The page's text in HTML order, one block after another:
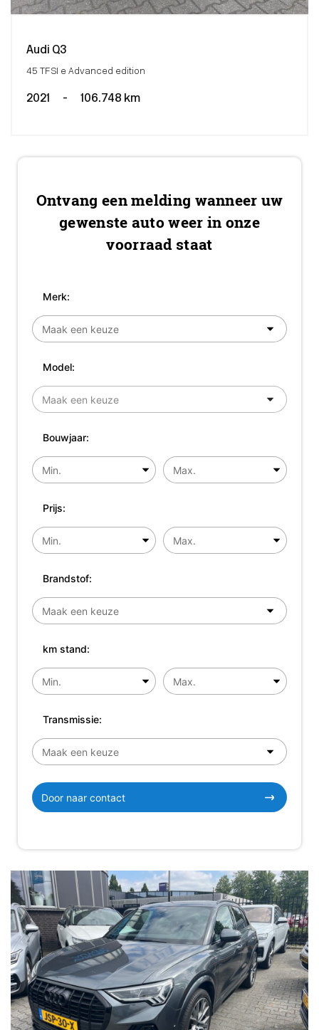
Audi Q3
45 TFSI e Advanced edition
2021 - 106.748 km
Ontvang een melding wanneer uw
gewenste auto weer in onze
voorraad staat
Merk:
Model:
Bouwjaar:
Prijs:
Brandstof:
km stand:
Transmissie:
Door naar contact